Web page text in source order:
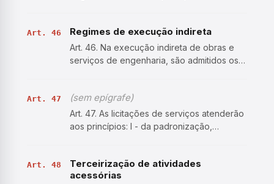
dos resíduos sólidos gerados pelas obras
contratadas; II - miti…
Art. 46 Regimes de execução indireta
Art. 46. Na execução indireta de obras e
serviços de engenharia, são admitidos os
global; III - empreitada integral; IV -
contratação por ta…
Art. 47 (sem epígrafe)
Art. 47. As licitações de serviços atenderão
aos princípios: I - da padronização,
desempenho; II - do parcelamento, quando
for tecnicamente viável…
Art. 48
Terceirização de atividades
acessórias